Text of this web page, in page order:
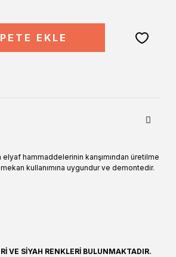
EKLE
hammaddelerinin karışımından üretilme
kullanımına uygundur ve demontedir.
VE SİYAH RENKLERİ BULUNMAKTADIR.